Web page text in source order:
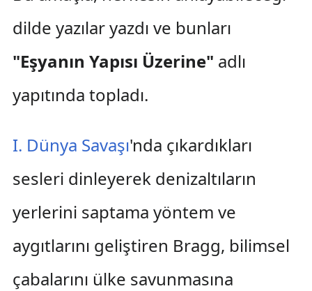
dilde yazılar yazdı ve bunları
"Eşyanın Yapısı Üzerine" adlı
yapıtında topladı.
I. Dünya Savaşı'nda çıkardıkları
sesleri dinleyerek denizaltıların
yerlerini saptama yöntem ve
aygıtlarını geliştiren Bragg, bilimsel
çabalarını ülke savunmasına